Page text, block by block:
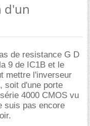
d'un
de resistance G D
9 de IC1B et le
mettre l'inverseur
soit d'une porte
4000 CMOS vu
suis pas encore